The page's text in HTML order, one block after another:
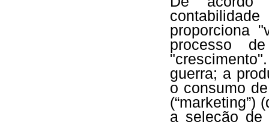
proporciona
processo
guerra; a
o consumo
(“marketing”)
a seleção de